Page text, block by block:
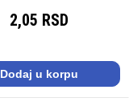
2,05 RSD
Dodaj u korpu